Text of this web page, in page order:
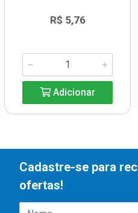
R$ 5,76
Adicionar
Cadastre-se para
ofertas!